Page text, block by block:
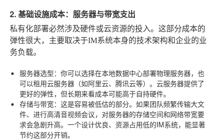
2. 基础设施成本：服务器与带宽支出
私有化部署必然涉及硬件或云资源的投入。这部分成本的
弹性很大，主要取决于IM系统本身的技术架构和企业的业
务负载。
服务器选型：你可以选择在本地数据中心部署物理服务器，也
可以租用云服务器（如阿里云、腾讯云等）。云服务器提供了
更好的弹性，但长期来看成本可能高于自持硬件。
存储与带宽：这是容易被低估的部分。如果团队频繁传输大文
件、进行高清音视频会议，对服务器的存储空间和网络带宽要
求会急剧升高。一个设计优良、资源占用低的IM系统，能显著
节约这部分开销。